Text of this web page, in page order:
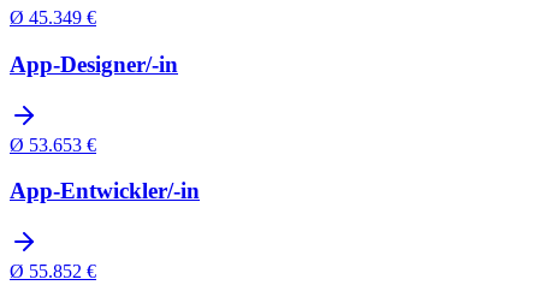
Ø 45.349 €
App-Designer/-in
Ø 53.653 €
App-Entwickler/-in
Ø 55.852 €